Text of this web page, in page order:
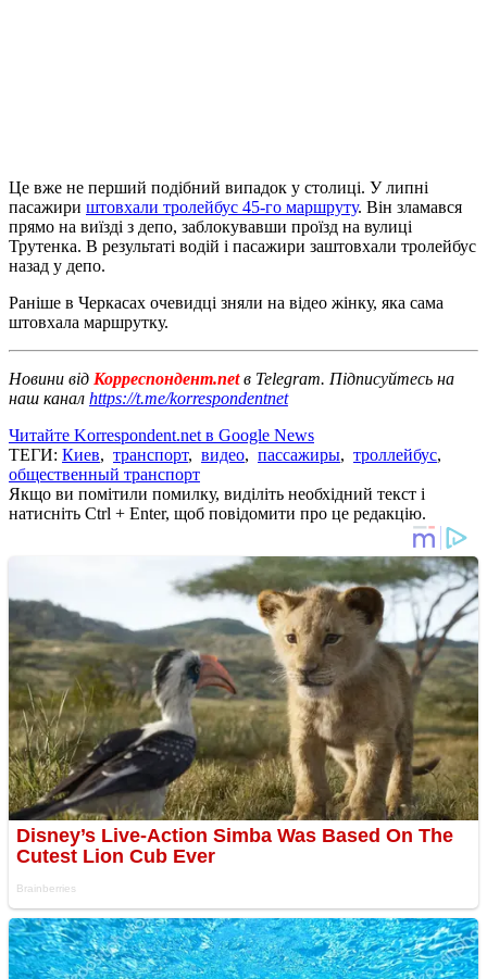
Це вже не перший подібний випадок у столиці. У липні
пасажири штовхали тролейбус 45-го маршруту. Він зламався
прямо на виїзді з депо, заблокувавши проїзд на вулиці
Трутенка. В результаті водій і пасажири заштовхали тролейбус
назад у депо.
Раніше в Черкасах очевидці зняли на відео жінку, яка сама
штовхала маршрутку.
Новини від Корреспондент.netв Telegram. Підписуйтесь на
наш канал https://t.me/korrespondentnet
Читайте Korrespondent.net в Google News
ТЕГИ: Киев, транспорт, видео, пассажиры, троллейбус,
общественный транспорт
Якщо ви помітили помилку, виділіть необхідний текст і
натисніть Ctrl + Enter, щоб повідомити про це редакцію.